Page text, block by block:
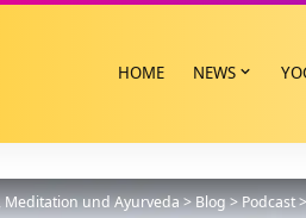
HOME NEWS
Meditation und Ayurveda>Blog>Podcast